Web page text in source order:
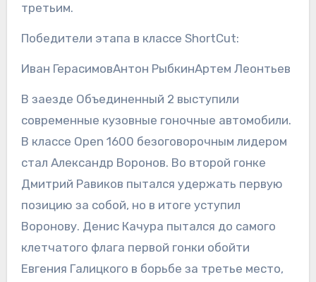
третьим.
Победители этапа в классе ShortCut:
Иван ГерасимовАнтон РыбкинАртем Леонтьев
В заезде Объединенный 2 выступили
современные кузовные гоночные автомобили.
В классе Open 1600 безоговорочным лидером
стал Александр Воронов. Во второй гонке
Дмитрий Равиков пытался удержать первую
позицию за собой, но в итоге уступил
Воронову. Денис Качура пытался до самого
клетчатого флага первой гонки обойти
Евгения Галицкого в борьбе за третье место,